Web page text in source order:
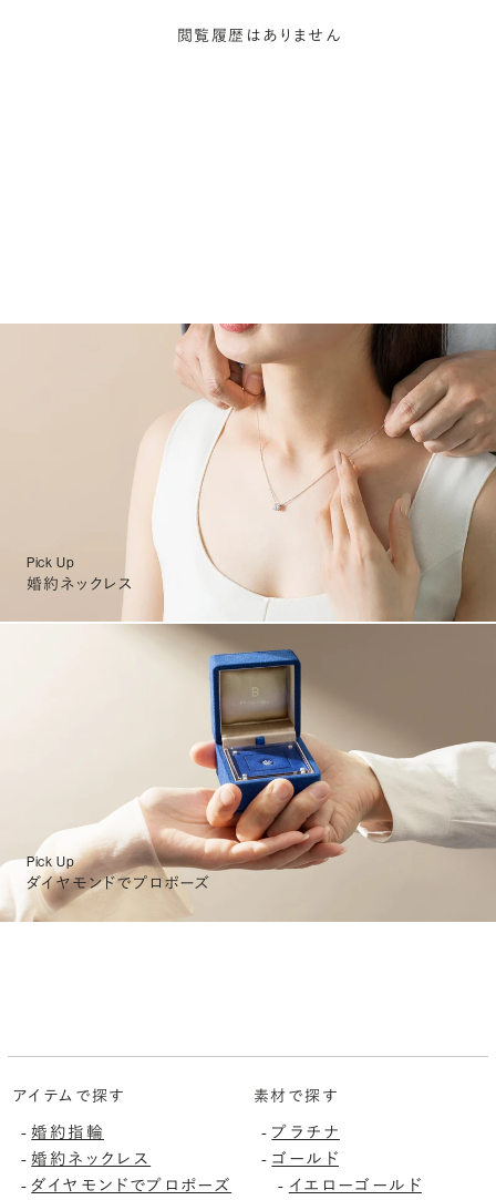
閲覧履歴はありません
Pick Up
婚約ネックレス
Pick Up
ダイヤモンドでプロポーズ
アイテムで探す
-婚約指輪
-婚約ネックレス
-ダイヤモンドでプロポーズ
素材で探す
- プラチナ
- ゴールド
- イエローゴールド